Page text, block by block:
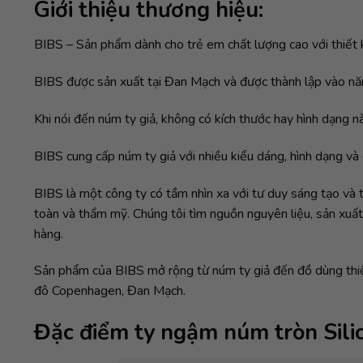
Giới thiệu thương hiệu:
BIBS – Sản phẩm dành cho trẻ em chất lượng cao với
BIBS được sản xuất tại Đan Mạch và được thành lập vào
Khi nói đến núm ty giả, không có kích thước hay hình dạng
BIBS cung cấp núm ty giả với nhiều kiểu dáng, hình dạng
BIBS là một công ty có tầm nhìn xa với tư duy sáng tạo và
toàn và thẩm mỹ. Chúng tôi tìm nguồn nguyên liệu, sản
hàng.
Sản phẩm của BIBS mở rộng từ núm ty giả đến đồ dùng
đô Copenhagen, Đan Mạch.
Đặc điểm ty ngậm núm tròn